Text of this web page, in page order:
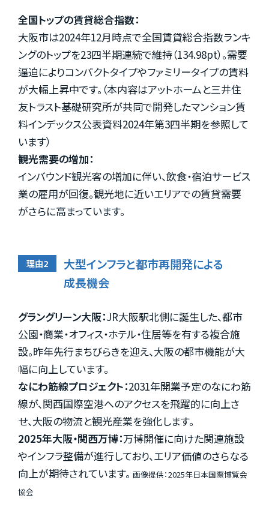
全国トップの賃貸総合指数：
大阪市は2024年12月時点で全国賃貸総合指数ランキ
ングのトップを23四半期連続で維持（134.98pt）。需要
逼迫によりコンパクトタイプやファミリータイプの賃料
が大幅上昇中です。（本内容はアットホームと三井住
友トラスト基礎研究所が共同で開発したマンション賃
料インデックス公表資料2024年第3四半期を参照して
います）
観光需要の増加：
インバウンド観光客の増加に伴い、飲食・宿泊サービス
業の雇用が回復。観光地に近いエリアでの賃貸需要
がさらに高まっています。
大型インフラと都市再開発による
成長機会
グラングリーン大阪：JR大阪駅北側に誕生した、都市
公園・商業・オフィス・ホテル・住居等を有する複合施
設。昨年先行まちびらきを迎え、大阪の都市機能が大
幅に向上しています。
なにわ筋線プロジェクト：2031年開業予定のなにわ筋
線が、関西国際空港へのアクセスを飛躍的に向上さ
せ、大阪の物流と観光産業を強化します。
2025年大阪・関西万博：万博開催に向けた関連施設
やインフラ整備が進行しており、エリア価値のさらなる
向上が期待されています。 画像提供：2025年日本国際博覧会
協会